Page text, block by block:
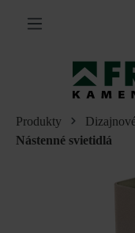
hlavný obsah
Produkty
Nástenné svietidlá